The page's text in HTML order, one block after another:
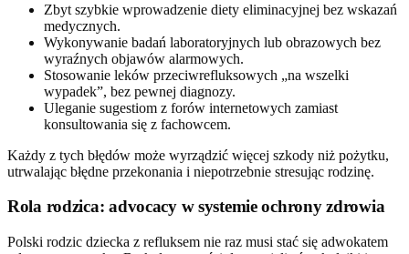
Zbyt szybkie wprowadzenie diety eliminacyjnej bez wskazań
medycznych.
Wykonywanie badań laboratoryjnych lub obrazowych bez
wyraźnych objawów alarmowych.
Stosowanie leków przeciwrefluksowych „na wszelki
wypadek”, bez pewnej diagnozy.
Uleganie sugestiom z forów internetowych zamiast
konsultowania się z fachowcem.
Każdy z tych błędów może wyrządzić więcej szkody niż pożytku,
utrwalając błędne przekonania i niepotrzebnie stresując rodzinę.
Rola rodzica: advocacy w systemie ochrony zdrowia
Polski rodzic dziecka z refluksem nie raz musi stać się adwokatem